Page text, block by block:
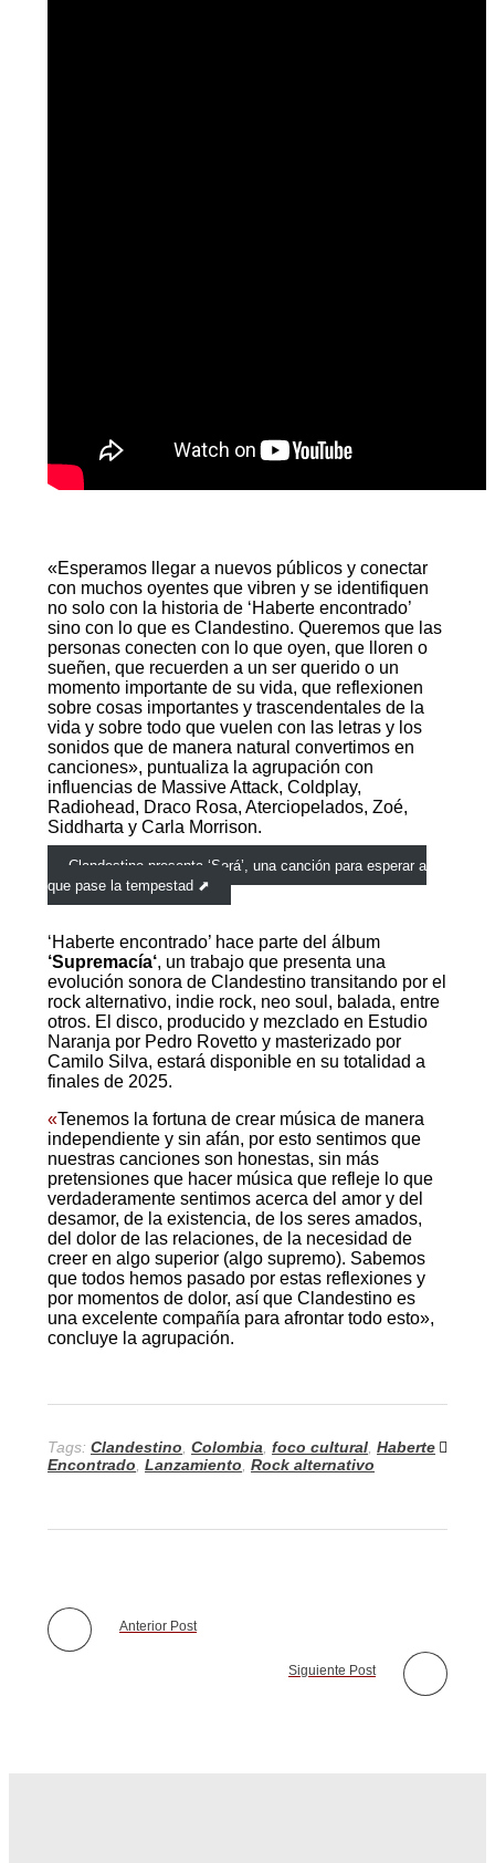
«Esperamos llegar a nuevos públicos y conectar
con muchos oyentes que vibren y se identifiquen
no solo con la historia de ‘Haberte encontrado’
sino con lo que es Clandestino. Queremos que las
personas conecten con lo que oyen, que lloren o
sueñen, que recuerden a un ser querido o un
momento importante de su vida, que reflexionen
sobre cosas importantes y trascendentales de la
vida y sobre todo que vuelen con las letras y los
sonidos que de manera natural convertimos en
canciones», puntualiza la agrupación con
influencias de Massive Attack, Coldplay,
Radiohead, Draco Rosa, Aterciopelados, Zoé,
Siddharta y Carla Morrison.
Clandestino presenta ‘Será’, una canción para esperar a
que pase la tempestad ⬈
‘Haberte encontrado’ hace parte del álbum
‘Supremacía‘, un trabajo que presenta una
evolución sonora de Clandestino transitando por el
rock alternativo, indie rock, neo soul, balada, entre
otros. El disco, producido y mezclado en Estudio
Naranja por Pedro Rovetto y masterizado por
Camilo Silva, estará disponible en su totalidad a
finales de 2025.
«Tenemos la fortuna de crear música de manera
independiente y sin afán, por esto sentimos que
nuestras canciones son honestas, sin más
pretensiones que hacer música que refleje lo que
verdaderamente sentimos acerca del amor y del
desamor, de la existencia, de los seres amados,
del dolor de las relaciones, de la necesidad de
creer en algo superior (algo supremo). Sabemos
que todos hemos pasado por estas reflexiones y
por momentos de dolor, así que Clandestino es
una excelente compañía para afrontar todo esto»,
concluye la agrupación.
Tags: Clandestino Colombia foco cultural Haberte
Encontrado Lanzamiento Rock alternativo
Anterior Post
Siguiente Post